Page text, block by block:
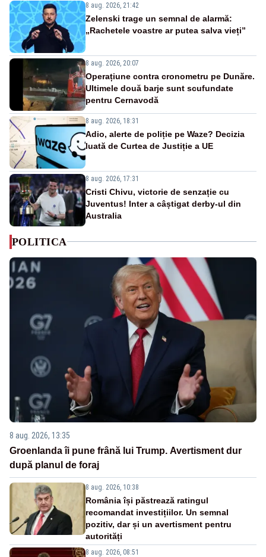
8 aug. 2026, 21:42
Zelenski trage un semnal de alarmă:
„Rachetele voastre ar putea salva vieți”
8 aug. 2026, 20:07
Operațiune contra cronometru pe Dunăre.
Ultimele două barje sunt scufundate
pentru Cernavodă
8 aug. 2026, 18:31
Adio, alerte de poliție pe Waze? Decizia
luată de Curtea de Justiție a UE
8 aug. 2026, 17:31
Cristi Chivu, victorie de senzație cu
Juventus! Inter a câștigat derby-ul din
Australia
POLITICA
8 aug. 2026, 13:35
Groenlanda îi pune frână lui Trump. Avertisment dur
după planul de foraj
8 aug. 2026, 10:38
România își păstrează ratingul
recomandat investițiilor. Un semnal
pozitiv, dar și un avertisment pentru
autorități
8 aug. 2026, 08:51